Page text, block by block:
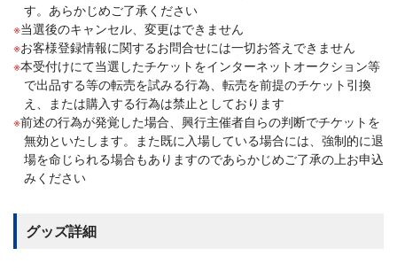
す。あらかじめご了承ください
当選後のキャンセル、変更はできません
お客様登録情報に関するお問合せには一切お答えできません
本受付けにて当選したチケットをインターネットオークション等
で出品する等の転売を試みる行為、転売を前提のチケット引換
え、または購入する行為は禁止としております
前述の行為が発覚した場合、興行主催者自らの判断でチケットを
無効といたします。また既に入場している場合には、強制的に退
場を命じられる場合もありますのであらかじめご了承の上お申込
みください
グッズ詳細